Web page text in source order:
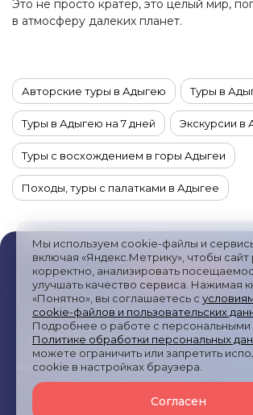
Мы используем cookie-файлы и
включая «Яндекс.Метрику», чтобы сайт
корректно, анализировать
улучшать качество сервиса. Нажимая
«Понятно», вы соглашаетесь с
cookie-файлов и пользовательских
Подробнее о работе с
Политике обработки персональных
можете ограничить или запретить
cookie в настройках браузера.
Согласен
Это не просто кратер, это целый мир,
в атмосферу далеких планет.
Авторские туры в Адыгею Туры в
Туры в Адыгею на 7 дней Экскурсии в
Туры с восхождением в горы Адыгеи
Походы, туры с палатками в Адыгее
Туры на
Йога-туры в Адыгею Сплавы по
Активные туры в Адыгею Этнотуры в
Автомобильные туры в Адыгее
VIP-туры в Адыгею
Гастрономические туры в Адыгею
Публичная оферта/Пользовательское
Политика обработки персональных
получение рекламных сообщений/
файлов cookies и метрических систем
Туры РоссииВсе права